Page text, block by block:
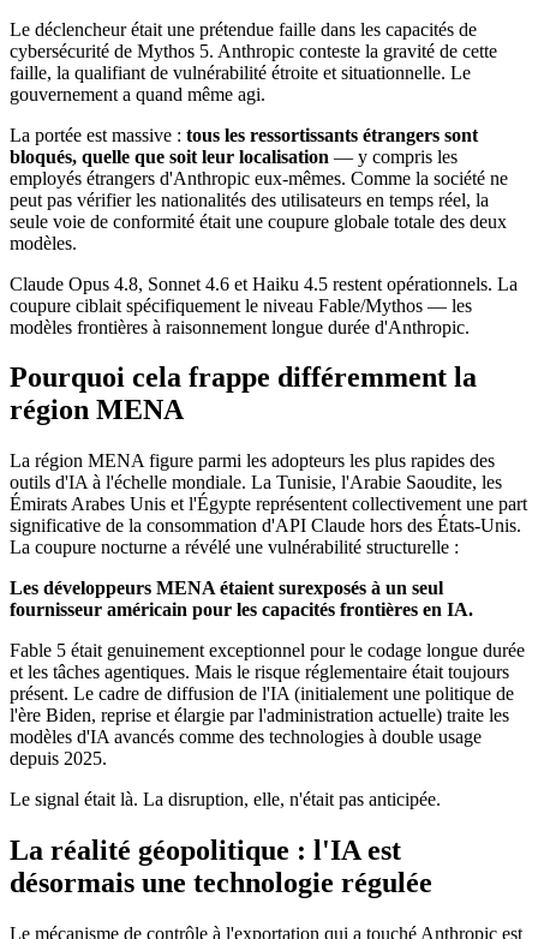
Le déclencheur était une prétendue faille dans les capacités de
cybersécurité de Mythos 5. Anthropic conteste la gravité de cette
faille, la qualifiant de vulnérabilité étroite et situationnelle. Le
gouvernement a quand même agi.
La portée est massive : tous les ressortissants étrangers sont
bloqués, quelle que soit leur localisation — y compris les
employés étrangers d'Anthropic eux-mêmes. Comme la société ne
peut pas vérifier les nationalités des utilisateurs en temps réel, la
seule voie de conformité était une coupure globale totale des deux
modèles.
Claude Opus 4.8, Sonnet 4.6 et Haiku 4.5 restent opérationnels. La
coupure ciblait spécifiquement le niveau Fable/Mythos — les
modèles frontières à raisonnement longue durée d'Anthropic.
Pourquoi cela frappe différemment la
région MENA
La région MENA figure parmi les adopteurs les plus rapides des
outils d'IA à l'échelle mondiale. La Tunisie, l'Arabie Saoudite, les
Émirats Arabes Unis et l'Égypte représentent collectivement une part
significative de la consommation d'API Claude hors des États-Unis.
La coupure nocturne a révélé une vulnérabilité structurelle :
Les développeurs MENA étaient surexposés à un seul
fournisseur américain pour les capacités frontières en IA.
Fable 5 était genuinement exceptionnel pour le codage longue durée
et les tâches agentiques. Mais le risque réglementaire était toujours
présent. Le cadre de diffusion de l'IA (initialement une politique de
l'ère Biden, reprise et élargie par l'administration actuelle) traite les
modèles d'IA avancés comme des technologies à double usage
depuis 2025.
Le signal était là. La disruption, elle, n'était pas anticipée.
La réalité géopolitique : l'IA est
désormais une technologie régulée
Le mécanisme de contrôle à l'exportation qui a touché Anthropic est